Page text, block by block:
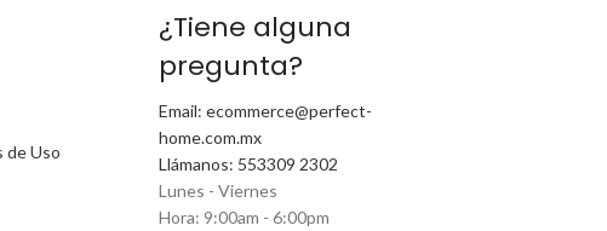
de Uso
¿Tiene alguna
pregunta?
Email: ecommerce@perfect-
home.com.mx
Llámanos: 553309 2302
Lunes - Viernes
Hora: 9:00am - 6:00pm